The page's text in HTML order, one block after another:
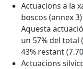
Actuacions a la
boscos (annex
Aquesta
un 57% del total
43% restant
Actuacions